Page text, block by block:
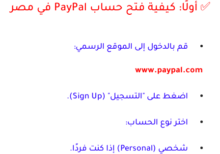
✅ أولًا: كيفية فتح حساب PayPal في مصر
قم بالدخول إلى الموقع الرسمي:
www.paypal.com
اضغط على "التسجيل" (Sign Up).
اختر نوع الحساب:
شخصي (Personal) إذا كنت فردًا.